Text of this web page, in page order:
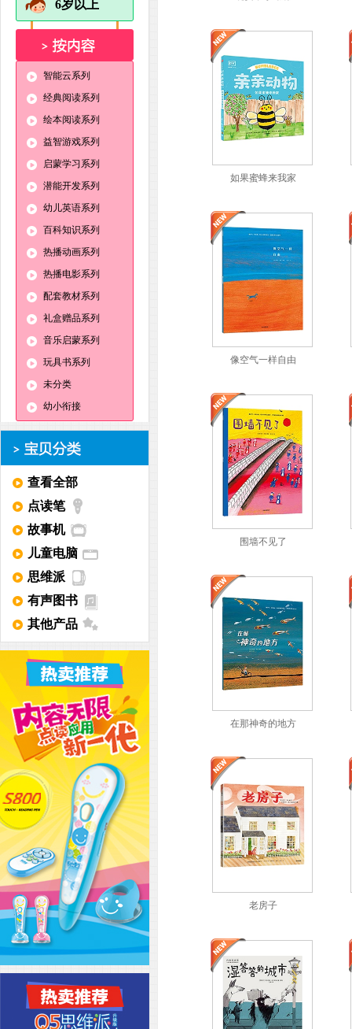
6岁以上
智能云系列
经典阅读系列
绘本阅读系列
益智游戏系列
启蒙学习系列
潜能开发系列
幼儿英语系列
百科知识系列
热播动画系列
热播电影系列
配套教材系列
礼盒赠品系列
音乐启蒙系列
玩具书系列
未分类
幼小衔接
查看全部
点读笔
故事机
儿童电脑
思维派
有声图书
其他产品
如果蜜蜂来我家
像空气一样自由
围墙不见了
在那神奇的地方
老房子